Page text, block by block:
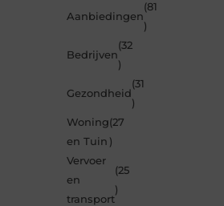
Aanbiedingen
(81
)
Bedrijven
(32
)
Gezondheid
(31
)
Woning
en Tuin
(27
)
Vervoer
en
transport
(25
)